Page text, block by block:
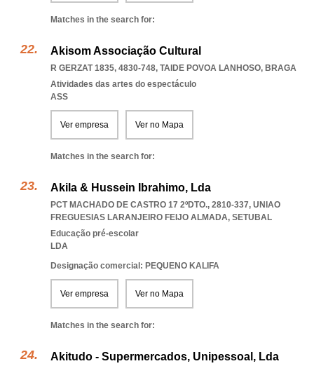
Matches in the search for:
Akisom Associação Cultural
R GERZAT 1835, 4830-748, TAIDE POVOA LANHOSO, BRAGA
Atividades das artes do espectáculo
ASS
Ver empresa Ver no Mapa
Matches in the search for:
Akila & Hussein Ibrahimo, Lda
PCT MACHADO DE CASTRO 17 2ºDTO., 2810-337, UNIAO
FREGUESIAS LARANJEIRO FEIJO ALMADA, SETUBAL
Educação pré-escolar
LDA
Designação comercial: PEQUENO KALIFA
Ver empresa Ver no Mapa
Matches in the search for:
Akitudo - Supermercados, Unipessoal, Lda